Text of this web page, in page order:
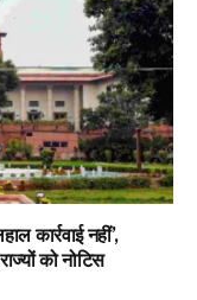
नहीं’,
को नोटिस